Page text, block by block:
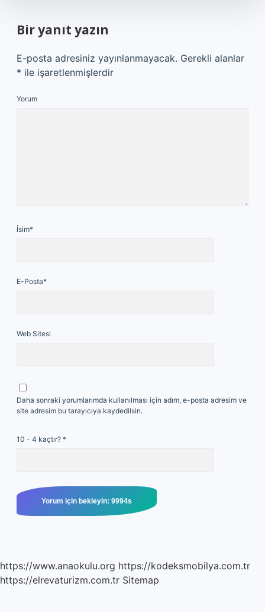
Bir yanıt yazın
E-posta adresiniz yayınlanmayacak. Gerekli alanlar
* ile işaretlenmişlerdir
Yorum
İsim*
E-Posta*
Web Sitesi
Daha sonraki yorumlarımda kullanılması için adım, e-posta adresim ve
site adresim bu tarayıcıya kaydedilsin.
10 - 4 kaçtır? *
https://www.anaokulu.org https://kodeksmobilya.com.tr
https://elrevaturizm.com.tr Sitemap